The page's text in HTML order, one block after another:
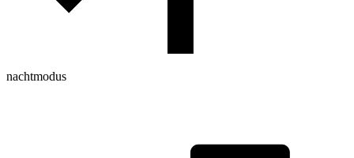
nachtmodus